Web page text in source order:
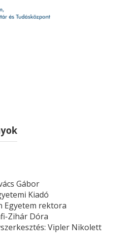
Gábor
Kiadó
Egyetem rektora
Zihár Dóra
Vipler Nikolett